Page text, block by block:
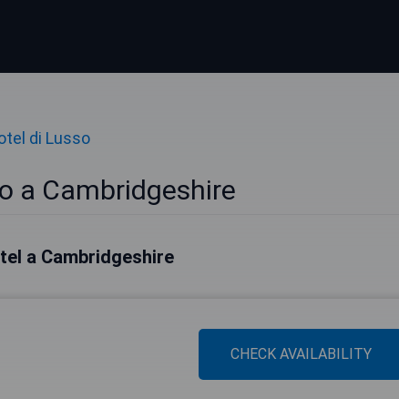
di Lusso
a Cambridgeshire
a Cambridgeshire
CHECK AVAILABILITY